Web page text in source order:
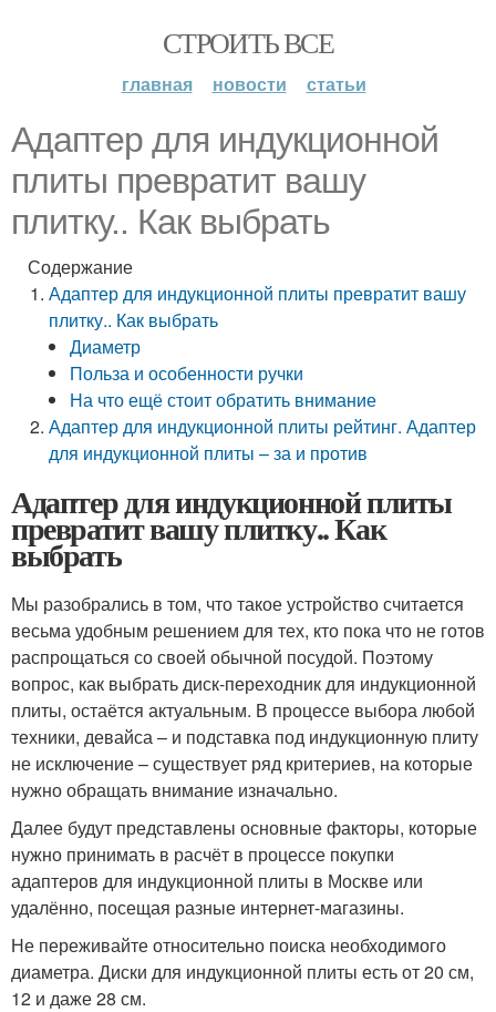
СТРОИТЬ ВСЕ
главная новости статьи
Адаптер для индукционной
плиты превратит вашу
плитку.. Как выбрать
Содержание
Адаптер для индукционной плиты превратит вашу
плитку.. Как выбрать
Диаметр
Польза и особенности ручки
На что ещё стоит обратить внимание
Адаптер для индукционной плиты рейтинг. Адаптер
для индукционной плиты – за и против
Адаптер для индукционной плиты
превратит вашу плитку.. Как
выбрать
Мы разобрались в том, что такое устройство считается
весьма удобным решением для тех, кто пока что не готов
распрощаться со своей обычной посудой. Поэтому
вопрос, как выбрать диск-переходник для индукционной
плиты, остаётся актуальным. В процессе выбора любой
техники, девайса – и подставка под индукционную плиту
не исключение – существует ряд критериев, на которые
нужно обращать внимание изначально.
Далее будут представлены основные факторы, которые
нужно принимать в расчёт в процессе покупки
адаптеров для индукционной плиты в Москве или
удалённо, посещая разные интернет-магазины.
Не переживайте относительно поиска необходимого
диаметра. Диски для индукционной плиты есть от 20 см,
12 и даже 28 см.